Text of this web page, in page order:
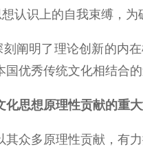
认识上的自我束缚，
阐明了理论创新的内在
优秀传统文化相结合
化思想原理性贡献的重
多原理性贡献，有力